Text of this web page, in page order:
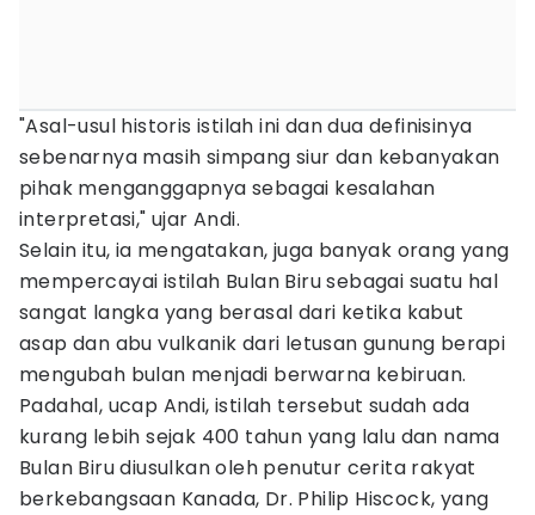
"Asal-usul historis istilah ini dan dua definisinya
sebenarnya masih simpang siur dan kebanyakan
pihak menganggapnya sebagai kesalahan
interpretasi," ujar Andi.
Selain itu, ia mengatakan, juga banyak orang yang
mempercayai istilah Bulan Biru sebagai suatu hal
sangat langka yang berasal dari ketika kabut
asap dan abu vulkanik dari letusan gunung berapi
mengubah bulan menjadi berwarna kebiruan.
Padahal, ucap Andi, istilah tersebut sudah ada
kurang lebih sejak 400 tahun yang lalu dan nama
Bulan Biru diusulkan oleh penutur cerita rakyat
berkebangsaan Kanada, Dr. Philip Hiscock, yang